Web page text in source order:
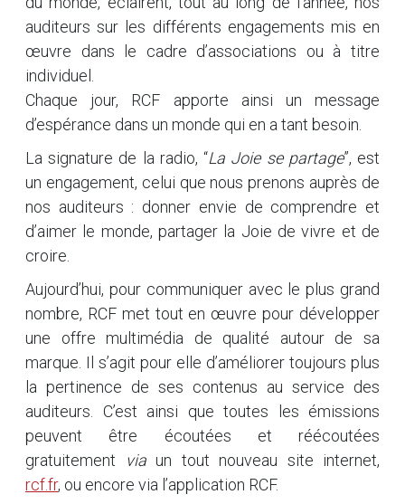
auditeurs sur les différents engagements mis en
œuvre dans le cadre d’associations ou à titre
individuel.
Chaque jour, RCF apporte ainsi un message
d’espérance dans un monde qui en a tant besoin.
La signature de la radio, “La Joie se partage”, est
un engagement, celui que nous prenons auprès de
nos auditeurs : donner envie de comprendre et
d’aimer le monde, partager la Joie de vivre et de
croire.
Aujourd’hui, pour communiquer avec le plus grand
nombre, RCF met tout en œuvre pour développer
une offre multimédia de qualité autour de sa
marque. Il s’agit pour elle d’améliorer toujours plus
la pertinence de ses contenus au service des
auditeurs. C’est ainsi que toutes les émissions
peuvent être écoutées et réécoutées
gratuitement
viaun tout nouveau site internet,
rcf.fr, ou encore via l’application RCF.